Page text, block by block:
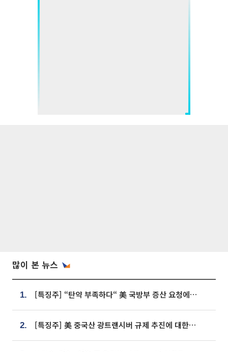
많이 본 뉴스
1. [특징주] “탄약 부족하다“ 美 국방부 증산 요청에⋯국내 방산주 급등세
2. [특징주] 美 중국산 광트랜시버 규제 추진에 대한광통신 등 광통신株 강세